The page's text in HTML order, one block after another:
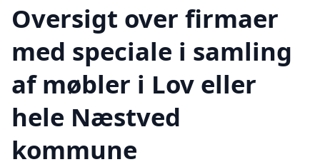
Oversigt over firmaer
med speciale i samling
af møbler i Lov eller
hele Næstved
kommune